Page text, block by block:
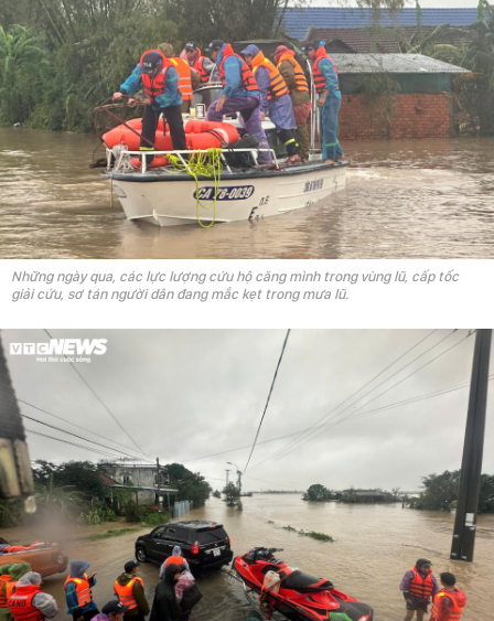
Những ngày qua, các lực lượng cứu hộ căng mình trong vùng lũ, cấp tốc
giải cứu, sơ tán người dân đang mắc kẹt trong mưa lũ.